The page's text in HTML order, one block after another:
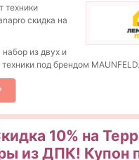
техники
скидка на
из двух и
под брендом MAUNFELD.
10% на
из ДПК! Купон